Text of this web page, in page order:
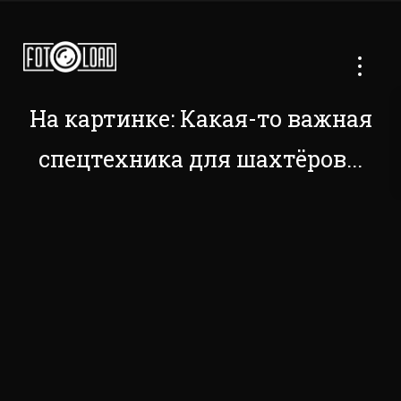
На картинке: Какая-то важная
спецтехника для шахтёров...